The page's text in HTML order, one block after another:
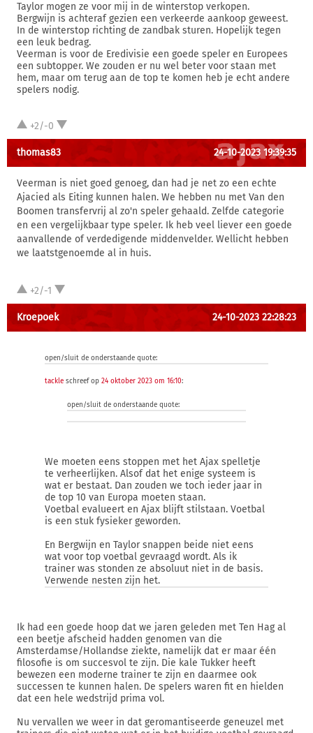
Taylor mogen ze voor mij in de winterstop verkopen.
Bergwijn is achteraf gezien een verkeerde aankoop geweest.
In de winterstop richting de zandbak sturen. Hopelijk tegen
een leuk bedrag.
Veerman is voor de Eredivisie een goede speler en Europees
een subtopper. We zouden er nu wel beter voor staan met
hem, maar om terug aan de top te komen heb je echt andere
spelers nodig.
+2/-0
thomas83 24-10-2023 19:39:35
Veerman is niet goed genoeg, dan had je net zo een echte
Ajacied als Eiting kunnen halen. We hebben nu met Van den
Boomen transfervrij al zo'n speler gehaald. Zelfde categorie
en een vergelijkbaar type speler. Ik heb veel liever een goede
aanvallende of verdedigende middenvelder. Wellicht hebben
we laatstgenoemde al in huis.
+2/-1
Kroepoek 24-10-2023 22:28:23
open/sluit de onderstaande quote:
tackle schreef op 24 oktober 2023 om 16:10:
open/sluit de onderstaande quote:
We moeten eens stoppen met het Ajax spelletje
te verheerlijken. Alsof dat het enige systeem is
wat er bestaat. Dan zouden we toch ieder jaar in
de top 10 van Europa moeten staan.
Voetbal evalueert en Ajax blijft stilstaan. Voetbal
is een stuk fysieker geworden.
En Bergwijn en Taylor snappen beide niet eens
wat voor top voetbal gevraagd wordt. Als ik
trainer was stonden ze absoluut niet in de basis.
Verwende nesten zijn het.
Ik had een goede hoop dat we jaren geleden met Ten Hag al
een beetje afscheid hadden genomen van die
Amsterdamse/Hollandse ziekte, namelijk dat er maar één
filosofie is om succesvol te zijn. Die kale Tukker heeft
bewezen een moderne trainer te zijn en daarmee ook
successen te kunnen halen. De spelers waren fit en hielden
dat een hele wedstrijd prima vol.
Nu vervallen we weer in dat geromantiseerde geneuzel met